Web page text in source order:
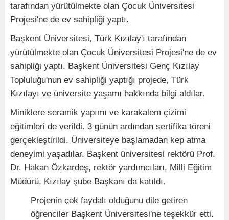
tarafından yürütülmekte olan Çocuk Üniversitesi
Projesi'ne de ev sahipliği yaptı.
Başkent Üniversitesi, Türk Kızılay'ı tarafından
yürütülmekte olan Çocuk Üniversitesi Projesi'ne de ev
sahipliği yaptı. Başkent Üniversitesi Genç Kızılay
Topluluğu'nun ev sahipliği yaptığı projede, Türk
Kızılayı ve üniversite yaşamı hakkında bilgi aldılar.
Miniklere seramik yapımı ve karakalem çizimi
eğitimleri de verildi. 3 günün ardından sertifika töreni
gerçekleştirildi. Üniversiteye başlamadan kep atma
deneyimi yaşadılar. Başkent üniversitesi rektörü Prof.
Dr. Hakan Özkardeş, rektör yardımcıları, Milli Eğitim
Müdürü, Kızılay şube Başkanı da katıldı.
Projenin çok faydalı olduğunu dile getiren
öğrenciler Başkent Üniversitesi'ne teşekkür etti.